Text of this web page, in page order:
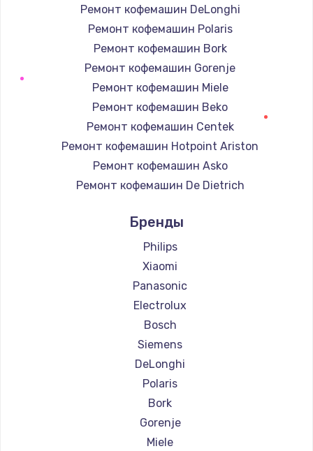
Ремонт кофемашин DeLonghi
Ремонт кофемашин Polaris
Ремонт кофемашин Bork
Ремонт кофемашин Gorenje
Ремонт кофемашин Miele
Ремонт кофемашин Beko
Ремонт кофемашин Centek
Ремонт кофемашин Hotpoint Ariston
Ремонт кофемашин Asko
Ремонт кофемашин De Dietrich
Ремонт кофемашин Ascaso
Ремонт кофемашин Jura
Ремонт кофемашин Olympia
Ремонт кофемашин Saeco
Ремонт кофемашин La Cimbali
Ремонт кофемашин WMF
Ремонт кофемашин Yamaguchi
Ремонт кофемашин Nivona
Ремонт кофемашин Astoria
Ремонт кофемашин JVC
Ремонт кофемашин Ariston
Ремонт кофемашин Grundig
Бренды
Philips
Xiaomi
Panasonic
Electrolux
Bosch
Siemens
DeLonghi
Polaris
Bork
Gorenje
Miele